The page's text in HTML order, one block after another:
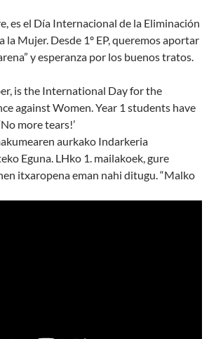
es el Día Internacional de la Eliminación
la Mujer. Desde 1º EP, queremos aportar
y esperanza por los buenos tratos.
is the International Day for the
against Women. Year 1 students have
more tears!’
aurkako Indarkeria
Eguna. LHko 1. mailakoek, gure
itxaropena eman nahi ditugu. “Malko